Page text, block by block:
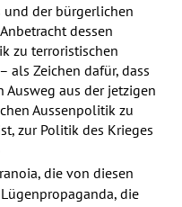
und der bürgerlichen
dessen
zu terroristischen
als Zeichen dafür, dass
Ausweg aus der jetzigen
Aussenpolitik zu
zur Politik des Krieges
die von diesen
die